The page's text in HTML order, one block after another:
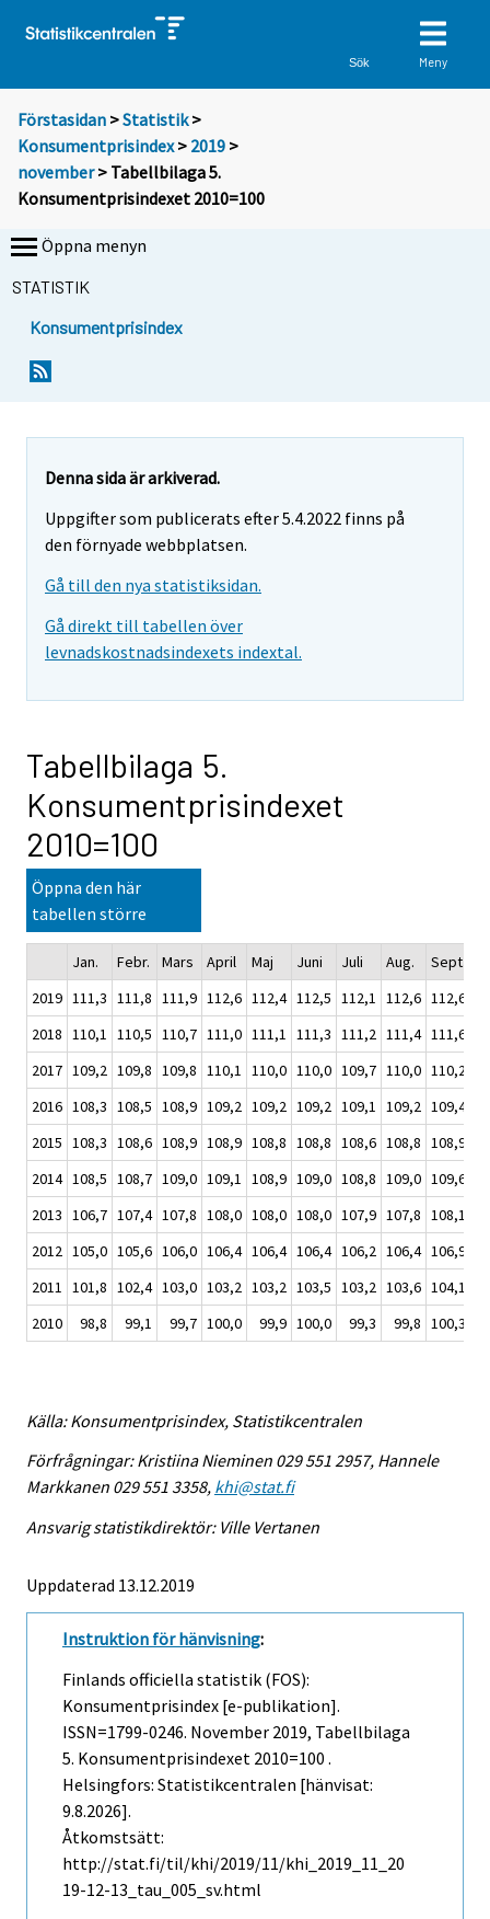
Sök Meny
Förstasidan >Statistik >
Konsumentprisindex> 2019 >
november> Tabellbilaga 5.
Konsumentprisindexet 2010=100
Öppna menyn
STATISTIK
Konsumentprisindex
Denna sida är arkiverad.
Uppgifter som publicerats efter 5.4.2022 finns på
den förnyade webbplatsen.
Gå till den nya statistiksidan.
Gå direkt till tabellen över
levnadskostnadsindexets indextal.
Tabellbilaga 5.
Konsumentprisindexet
2010=100
Öppna den här
tabellen större
Jan. Febr. Mars April Maj Juni Juli Aug. Sept.
2019 111,3 111,8 111,9 112,6 112,4 112,5 112,1 112,6 112,6
2018 110,1 110,5 110,7 111,0 111,1 111,3 111,2 111,4 111,6
2017 109,2 109,8 109,8 110,1 110,0 110,0 109,7 110,0 110,2
2016 108,3 108,5 108,9 109,2 109,2 109,2 109,1 109,2 109,4
2015 108,3 108,6 108,9 108,9 108,8 108,8 108,6 108,8 108,9
2014 108,5 108,7 109,0 109,1 108,9 109,0 108,8 109,0 109,6
2013 106,7 107,4 107,8 108,0 108,0 108,0 107,9 107,8 108,1
2012 105,0 105,6 106,0 106,4 106,4 106,4 106,2 106,4 106,9
2011 101,8 102,4 103,0 103,2 103,2 103,5 103,2 103,6 104,1
2010
98,8 99,1 99,7 100,0 99,9 100,0 99,3 99,8 100,3
Källa: Konsumentprisindex, Statistikcentralen
Förfrågningar: Kristiina Nieminen 029 551 2957, Hannele
Markkanen 029 551 3358, khi@stat.fi
Ansvarig statistikdirektör: Ville Vertanen
Uppdaterad 13.12.2019
Instruktion för hänvisning:
Finlands officiella statistik (FOS):
Konsumentprisindex [e-publikation].
ISSN=1799-0246. November 2019, Tabellbilaga
5. Konsumentprisindexet 2010=100 .
Helsingfors: Statistikcentralen [hänvisat:
9.8.2026].
Åtkomstsätt:
http://stat.fi/til/khi/2019/11/khi_2019_11_20
19-12-13_tau_005_sv.html